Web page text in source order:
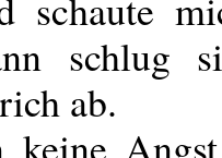
schlug
ab.